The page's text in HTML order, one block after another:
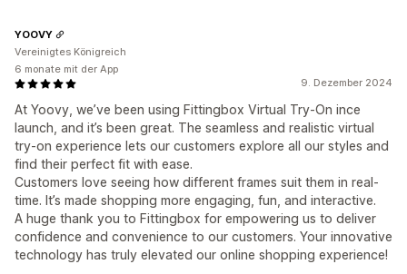
9. Dezember 2024
At Yoovy, we’ve been using Fittingbox Virtual Try-On ince
launch, and it’s been great. The seamless and realistic virtual
try-on experience lets our customers explore all our styles and
find their perfect fit with ease.
Customers love seeing how different frames suit them in real-
time. It’s made shopping more engaging, fun, and interactive.
A huge thank you to Fittingbox for empowering us to deliver
confidence and convenience to our customers. Your innovative
technology has truly elevated our online shopping experience!
YOOVY
Vereinigtes Königreich
6 monate mit der App